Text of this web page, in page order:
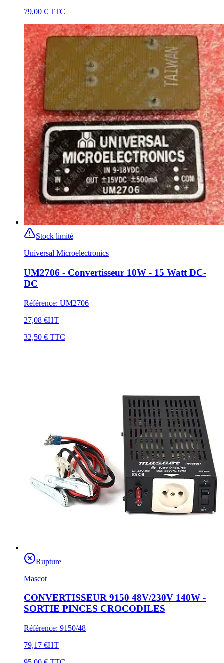
79,00 € TTC
Stock limité
Universal Microelectronics
UM2706 - Convertisseur 10W - 15 Watt DC-
DC
Référence: UM2706
27,08 €HT
32,50 € TTC
Rupture
Mascot
CONVERTISSEUR 9150 48V/230V 140W -
SORTIE PINCES CROCODILES
Référence: 9150/48
79,17 €HT